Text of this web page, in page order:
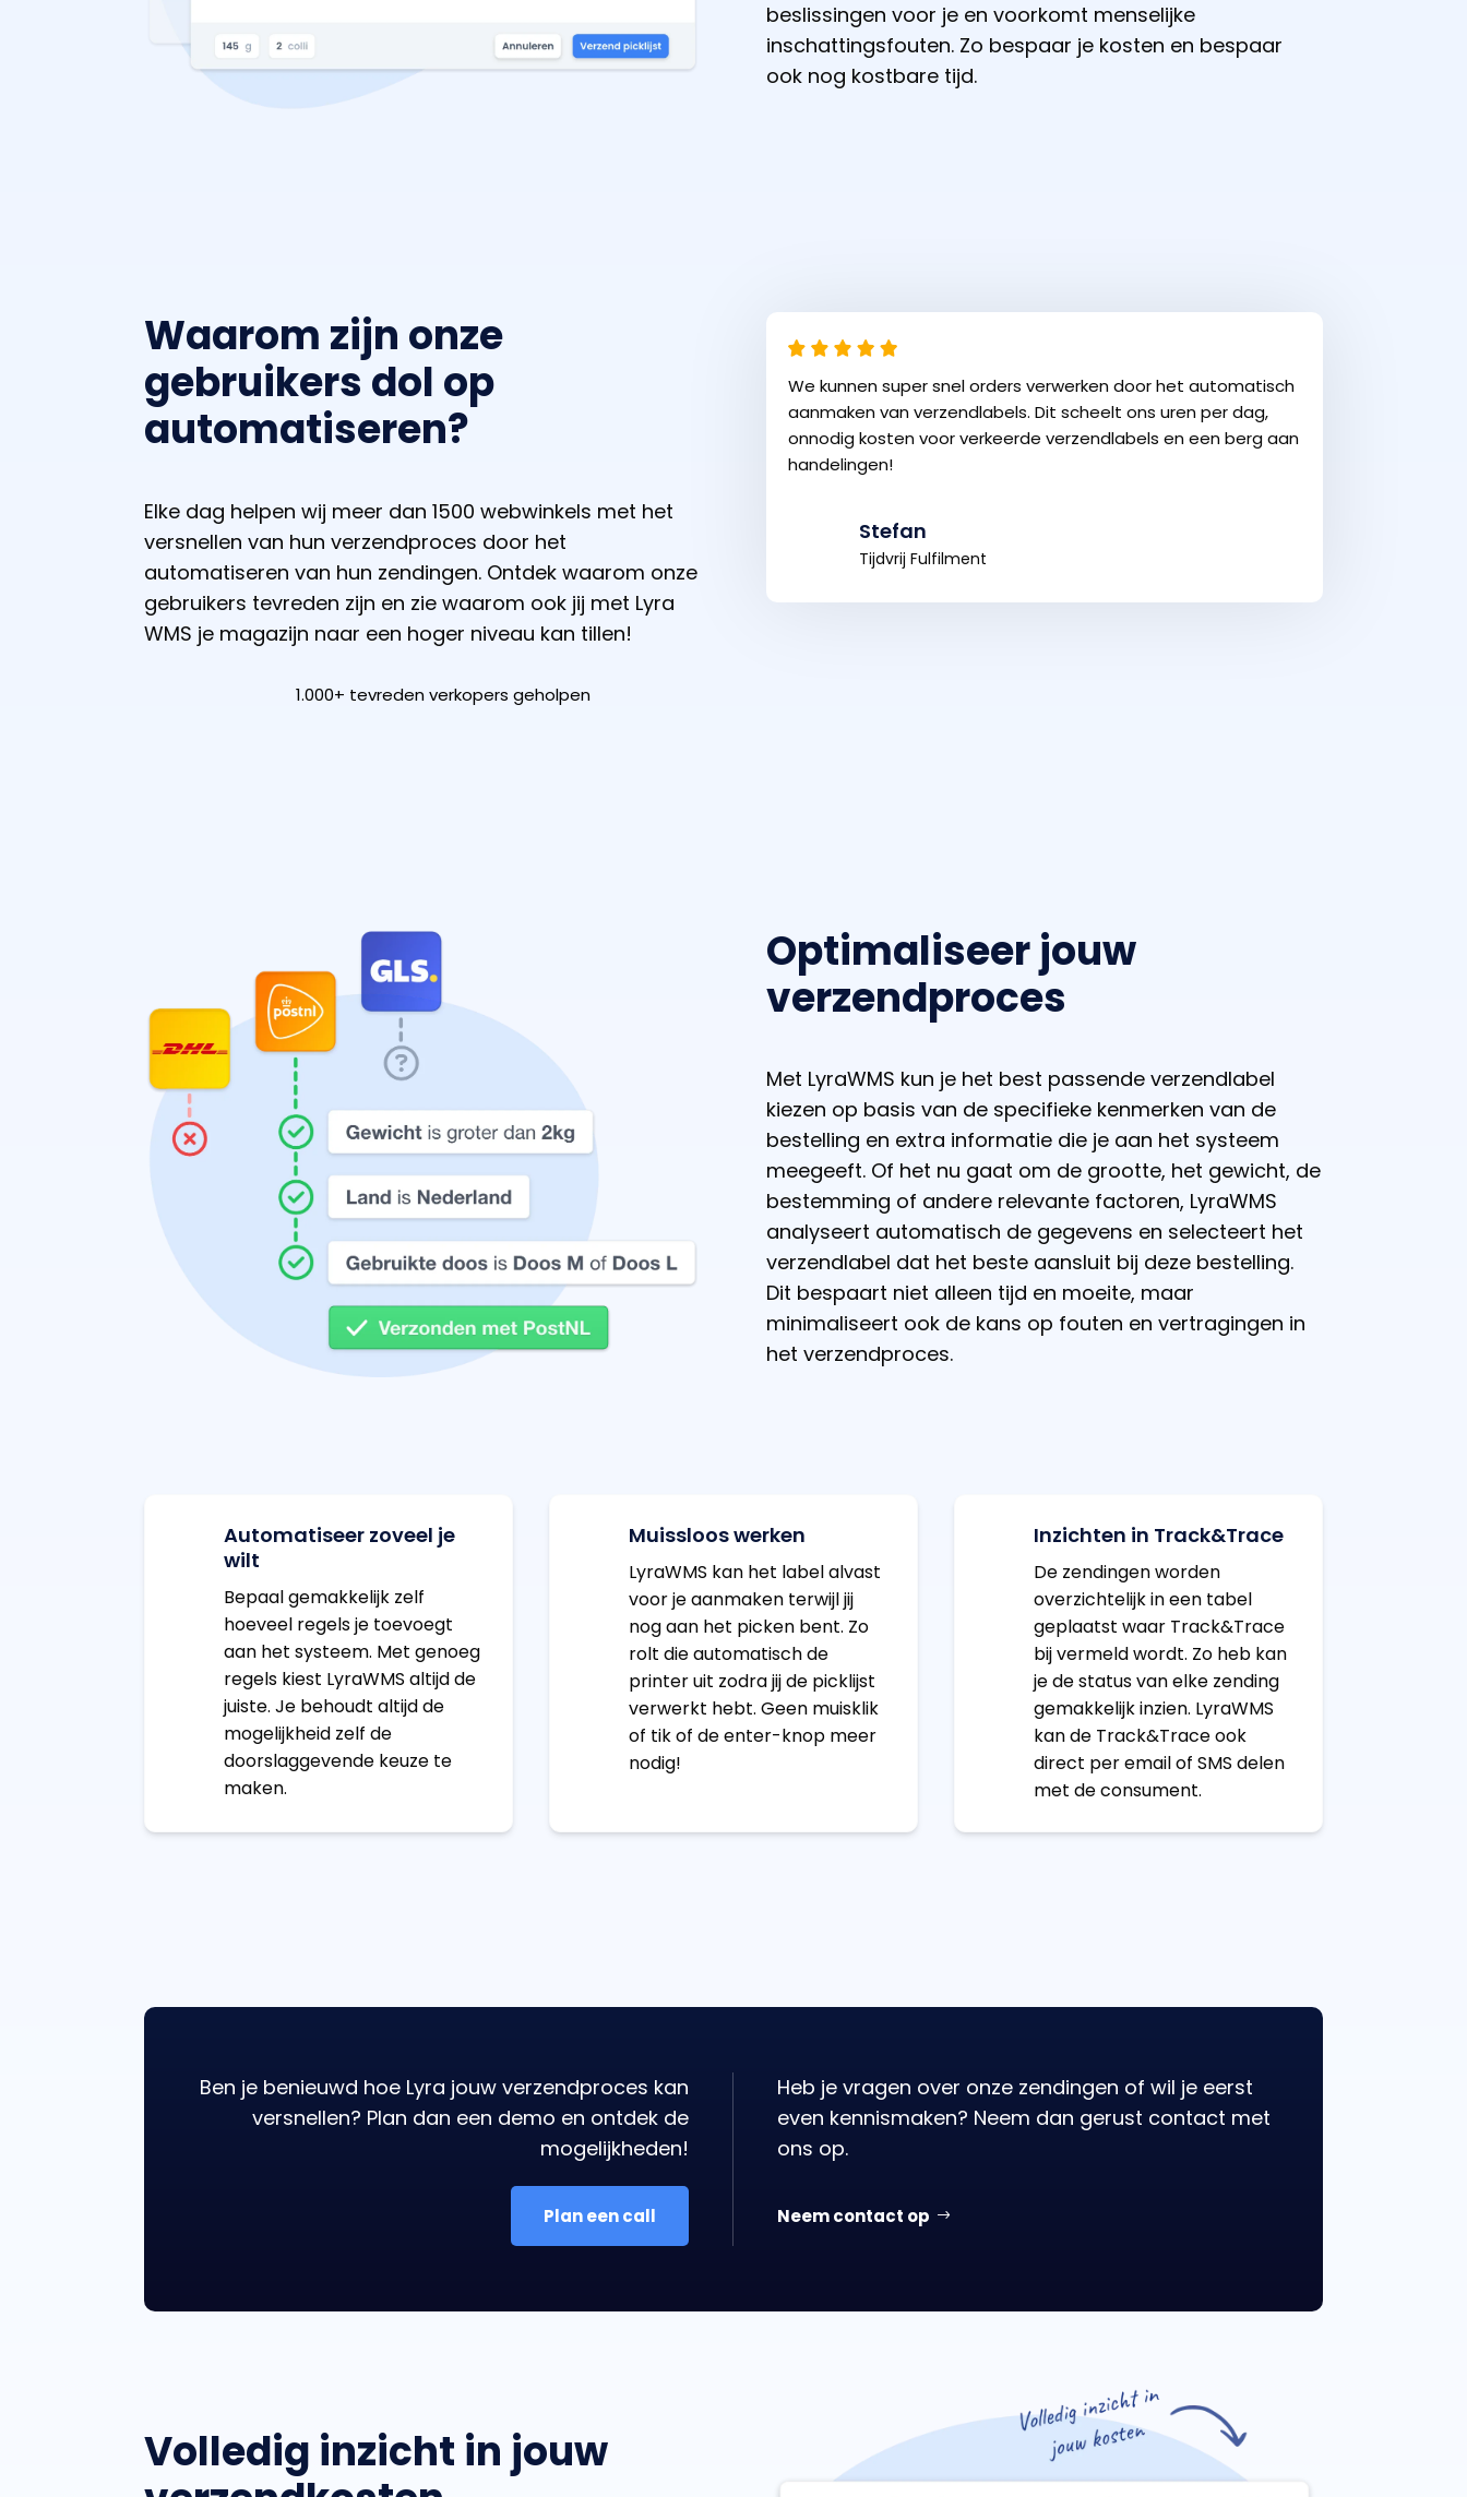
beslissingen voor je en voorkomt menselijke
inschattingsfouten. Zo bespaar je kosten en bespaar
ook nog kostbare tijd.
Waarom zijn onze
gebruikers dol op
automatiseren?
Elke dag helpen wij meer dan 1500 webwinkels met het
versnellen van hun verzendproces door het
automatiseren van hun zendingen. Ontdek waarom onze
gebruikers tevreden zijn en zie waarom ook jij met Lyra
WMS je magazijn naar een hoger niveau kan tillen!
1.000+ tevreden verkopers geholpen
We kunnen super snel orders verwerken door het automatisch
aanmaken van verzendlabels. Dit scheelt ons uren per dag,
onnodig kosten voor verkeerde verzendlabels en een berg aan
handelingen!
Stefan
Tijdvrij Fulfilment
Optimaliseer jouw
verzendproces
Met LyraWMS kun je het best passende verzendlabel
kiezen op basis van de specifieke kenmerken van de
bestelling en extra informatie die je aan het systeem
meegeeft. Of het nu gaat om de grootte, het gewicht, de
bestemming of andere relevante factoren, LyraWMS
analyseert automatisch de gegevens en selecteert het
verzendlabel dat het beste aansluit bij deze bestelling.
Dit bespaart niet alleen tijd en moeite, maar
minimaliseert ook de kans op fouten en vertragingen in
het verzendproces.
Automatiseer zoveel je
wilt
Bepaal gemakkelijk zelf
hoeveel regels je toevoegt
aan het systeem. Met genoeg
regels kiest LyraWMS altijd de
juiste. Je behoudt altijd de
mogelijkheid zelf de
doorslaggevende keuze te
maken.
Muissloos werken
LyraWMS kan het label alvast
voor je aanmaken terwijl jij
nog aan het picken bent. Zo
rolt die automatisch de
printer uit zodra jij de picklijst
verwerkt hebt. Geen muisklik
of tik of de enter-knop meer
nodig!
Inzichten in Track&Trace
De zendingen worden
overzichtelijk in een tabel
geplaatst waar Track&Trace
bij vermeld wordt. Zo heb kan
je de status van elke zending
gemakkelijk inzien. LyraWMS
kan de Track&Trace ook
direct per email of SMS delen
met de consument.
Ben je benieuwd hoe Lyra jouw verzendproces kan
versnellen? Plan dan een demo en ontdek de
mogelijkheden!
Plan een call
Heb je vragen over onze zendingen of wil je eerst
even kennismaken? Neem dan gerust contact met
ons op.
Neem contact op
Volledig inzicht in jouw